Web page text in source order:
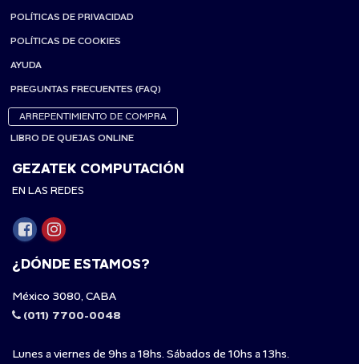
POLÍTICAS DE PRIVACIDAD
POLÍTICAS DE COOKIES
AYUDA
PREGUNTAS FRECUENTES (FAQ)
ARREPENTIMIENTO DE COMPRA
LIBRO DE QUEJAS ONLINE
GEZATEK COMPUTACIÓN
EN LAS REDES
¿DÓNDE ESTAMOS?
México 3080, CABA
(011) 7700-0048
Lunes a viernes de 9hs a 18hs. Sábados de 10hs a 13hs.